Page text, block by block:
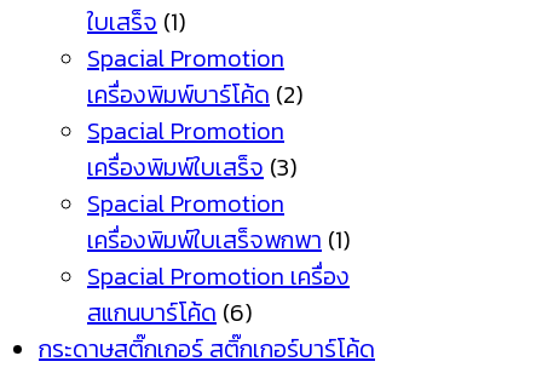
ใบเสร็จ (1)
Spacial Promotion
เครื่องพิมพ์บาร์โค้ด (2)
Spacial Promotion
เครื่องพิมพ์ใบเสร็จ (3)
Spacial Promotion
เครื่องพิมพ์ใบเสร็จพกพา (1)
Spacial Promotion เครื่อง
สแกนบาร์โค้ด (6)
กระดาษสติ๊กเกอร์ สติ๊กเกอร์บาร์โค้ด